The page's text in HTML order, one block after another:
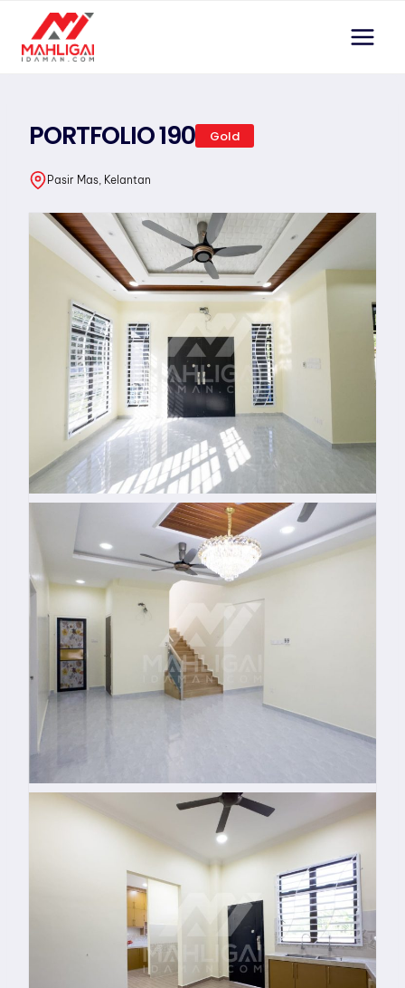
content
PORTFOLIO 190 Gold
Pasir Mas, Kelantan